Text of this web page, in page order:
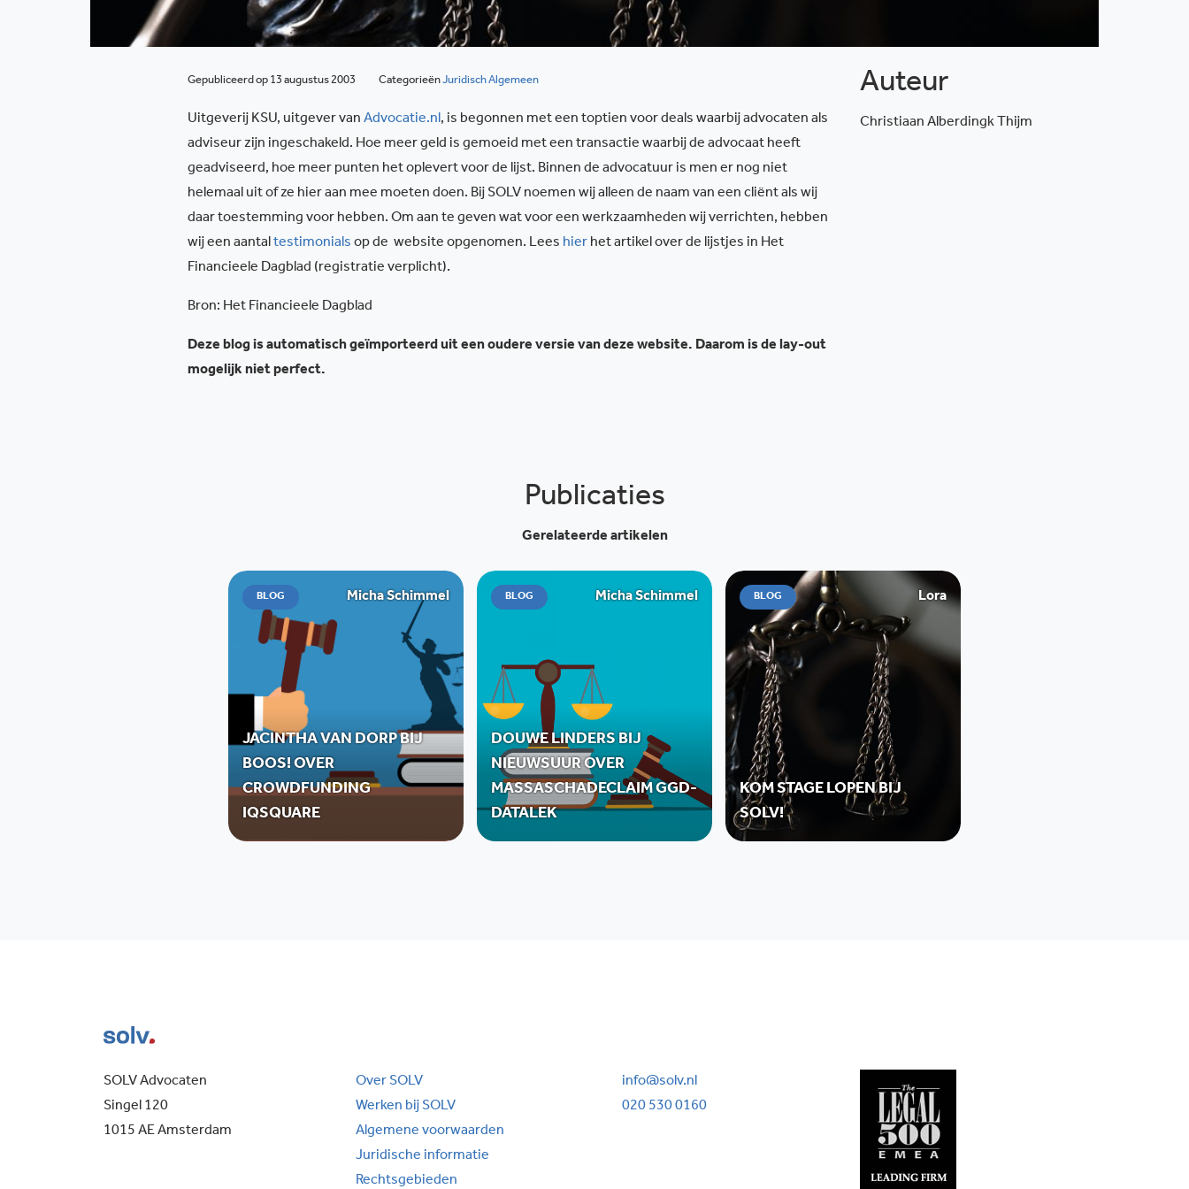
Gepubliceerd op 13 augustus 2003 CategorieënJuridisch Algemeen
Uitgeverij KSU, uitgever van Advocatie.nl, is begonnen met een toptien voor deals waarbij advocaten als
adviseur zijn ingeschakeld. Hoe meer geld is gemoeid met een transactie waarbij de advocaat heeft
geadviseerd, hoe meer punten het oplevert voor de lijst. Binnen de advocatuur is men er nog niet
helemaal uit of ze hier aan mee moeten doen. Bij SOLV noemen wij alleen de naam van een cliënt als wij
daar toestemming voor hebben. Om aan te geven wat voor een werkzaamheden wij verrichten, hebben
wij een aantaltestimonials op de website opgenomen. Lees hier het artikel over de lijstjes in Het
Financieele Dagblad (registratie verplicht).
Bron: Het Financieele Dagblad
Deze blog is automatisch geïmporteerd uit een oudere versie van deze website. Daarom is de lay-out
mogelijk niet perfect.
Auteur
Christiaan Alberdingk Thijm
Publicaties
Gerelateerde artikelen
BLOG Micha Schimmel
JACINTHA VAN DORP BIJ
BOOS! OVER
CROWDFUNDING
IQSQUARE
BLOG Micha Schimmel
DOUWE LINDERS BIJ
NIEUWSUUR OVER
MASSASCHADECLAIM GGD-
DATALEK
BLOG Lora
KOM STAGE LOPEN BIJ
SOLV!
SOLV Advocaten
Singel 120
1015 AE Amsterdam
Over SOLV
Werken bij SOLV
Algemene voorwaarden
Juridische informatie
Rechtsgebieden
info@solv.nl
020 530 0160